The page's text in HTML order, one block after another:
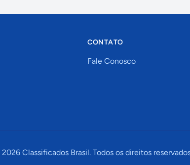
CONTATO
Fale Conosco
2026Classificados Brasil. Todos os direitos